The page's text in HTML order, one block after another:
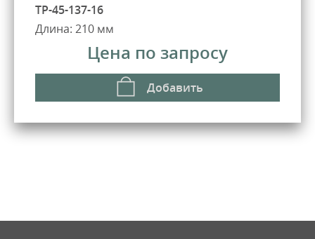
ТР-45-137-16
Длина: 210 мм
Цена по запросу
Добавить